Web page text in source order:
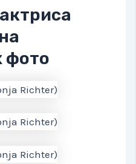
фото